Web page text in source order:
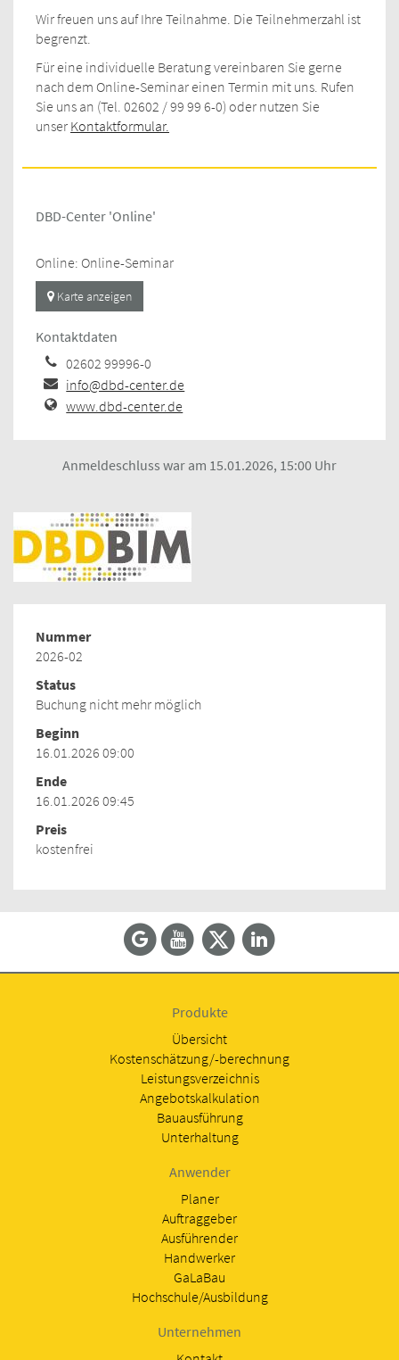
Wir freuen uns auf Ihre Teilnahme. Die Teilnehmerzahl ist
begrenzt.
Für eine individuelle Beratung vereinbaren Sie gerne
nach dem Online-Seminar einen Termin mit uns. Rufen
Sie uns an (Tel. 02602 / 99 99 6-0) oder nutzen Sie
unser Kontaktformular.
DBD-Center 'Online'
Online: Online-Seminar
Karte anzeigen
Kontaktdaten
02602 99996-0
info@dbd-center.de
www.dbd-center.de
Anmeldeschluss war am 15.01.2026, 15:00 Uhr
Nummer
2026-02
Status
Buchung nicht mehr möglich
Beginn
16.01.2026 09:00
Ende
16.01.2026 09:45
Preis
kostenfrei
Produkte
Übersicht
Kostenschätzung/-berechnung
Leistungsverzeichnis
Angebotskalkulation
Bauausführung
Unterhaltung
Anwender
Planer
Auftraggeber
Ausführender
Handwerker
GaLaBau
Hochschule/Ausbildung
Unternehmen